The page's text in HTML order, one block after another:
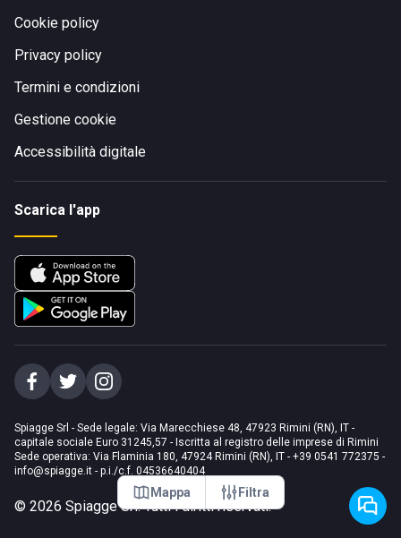
Mappa Filtra
Cookie policy
Privacy policy
Termini e condizioni
Gestione cookie
Accessibilità digitale
Scarica l'app
Spiagge Srl - Sede legale: Via Marecchiese 48, 47923 Rimini (RN), IT -
capitale sociale Euro 31245,57 - Iscritta al registro delle imprese di Rimini
Sede operativa: Via Flaminia 180, 47924 Rimini (RN), IT - +39 0541 772375 -
info@spiagge.it - p.i./c.f. 04536640404
© 2026 Spiagge Srl. Tutti i diritti riservati.